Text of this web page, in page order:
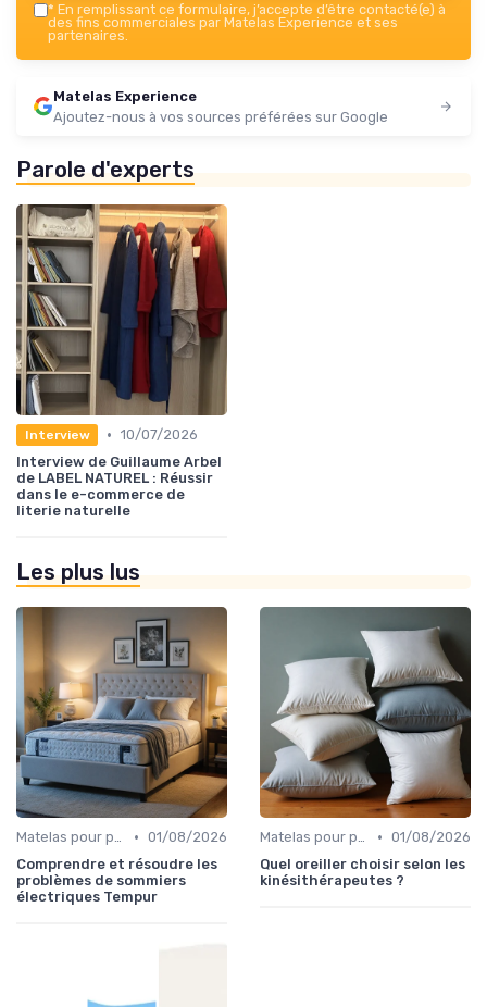
* En remplissant ce formulaire, j’accepte d’être contacté(e) à
des fins commerciales par Matelas Experience et ses
partenaires.
Matelas Experience
Ajoutez-nous à vos sources préférées sur Google
Parole d'experts
Interview • 10/07/2026
Interview de Guillaume Arbel
de LABEL NATUREL : Réussir
dans le e-commerce de
literie naturelle
Les plus lus
Matelas pour problèmes de dos • 01/08/2026
Comprendre et résoudre les
problèmes de sommiers
électriques Tempur
Matelas pour problèmes de dos • 01/08/2026
Quel oreiller choisir selon les
kinésithérapeutes ?